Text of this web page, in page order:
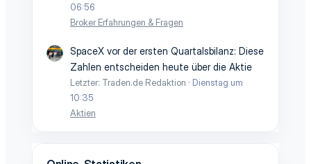
06:56
Broker Erfahrungen & Fragen
SpaceX vor der ersten Quartalsbilanz: Diese
Zahlen entscheiden heute über die Aktie
Letzter: Traden.de Redaktion
Dienstag um
10:35
Aktien